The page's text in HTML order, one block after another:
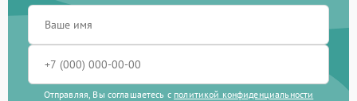
Восстановление после
попадания влаги
Замена водяной помпы
Отправляя, Вы соглашаетесь с политикой конфиденциальности